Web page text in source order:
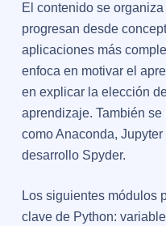
El contenido se
progresan desde
aplicaciones más
enfoca en motivar el
en explicar la elección
aprendizaje. También
como Anaconda,
desarrollo Spyder.
Los siguientes módulos
clave de Python: